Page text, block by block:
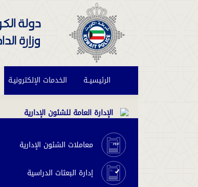
الرئيسيــة الخدمات الإلكترونيـة
الإدارة العامة للشئون الإدارية
معاملات الشئون الإدارية
إدارة البعثات الدراسية